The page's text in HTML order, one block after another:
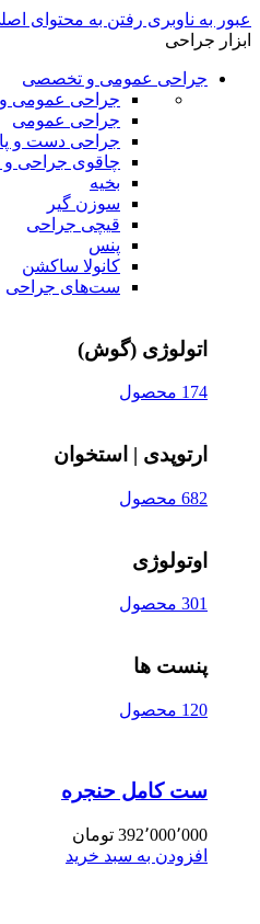
عبور به ناوبری رفتن به محتوای
ابزار جراحی
جراحی عمومی و تخصصی
جراحی عمومی
جراحی عمومی
جراحی دست و پا
چاقوی جراحی و
بخیه
سوزن‌ گیر
قیچی‌ جراحی
پنس
کانولا ساکشن
ست‌های جراحی
اتولوژی (گوش)
174 محصول
ارتوپدی | استخوان
682 محصول
اوتولوژی
301 محصول
پنست ها
120 محصول
ست کامل حنجره
392٬000٬000 تومان
افزودن به سبد خرید